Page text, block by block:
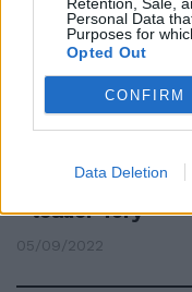
Personal Data
Purposes for
Opted Out
CONFIRM
Data Deletion
Johnson,
spiazza gli
06/09/2022
IL PROFILO
Chi è la nuova
leader Tory
05/09/2022